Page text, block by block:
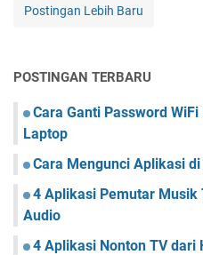
Postingan Lebih Baru
POSTINGAN TERBARU
Cara Ganti Password
Laptop
Cara Mengunci Aplikasi
4 Aplikasi Pemutar
Audio
4 Aplikasi Nonton TV dari